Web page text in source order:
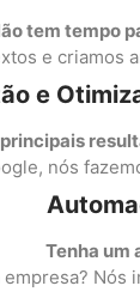
tem tempo
e
e
nós
Tenha